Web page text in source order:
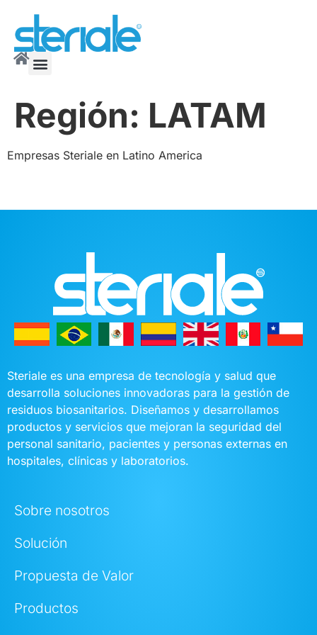
Región: LATAM
Empresas Steriale en Latino America
Steriale es una empresa de tecnología y salud que
desarrolla soluciones innovadoras para la gestión de
residuos biosanitarios. Diseñamos y desarrollamos
productos y servicios que mejoran la seguridad del
personal sanitario, pacientes y personas externas en
hospitales, clínicas y laboratorios.
Sobre nosotros
Solución
Propuesta de Valor
Productos